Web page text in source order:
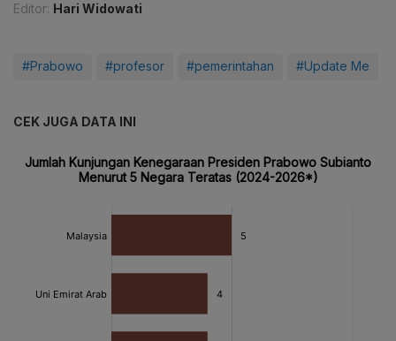
Editor: Hari Widowati
#Prabowo #profesor #pemerintahan #Update Me
CEK JUGA DATA INI